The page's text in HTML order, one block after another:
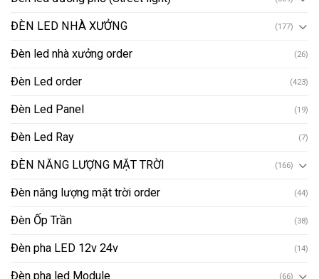
ĐÈN LED NHÀ XƯỞNG (177)
Đèn led nhà xưởng order (26)
Đèn Led order (423)
Đèn Led Panel (19)
Đèn Led Ray (7)
ĐÈN NĂNG LƯỢNG MẶT TRỜI (166)
Đèn năng lượng mặt trời order (44)
Đèn Ốp Trần (38)
Đèn pha LED 12v 24v (14)
Đèn pha led Module (66)